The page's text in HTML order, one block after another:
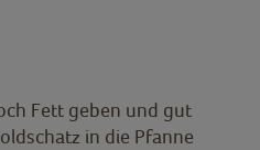
Fett geben und gut
in die Pfanne